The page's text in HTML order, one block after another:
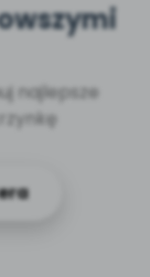
najlepsze